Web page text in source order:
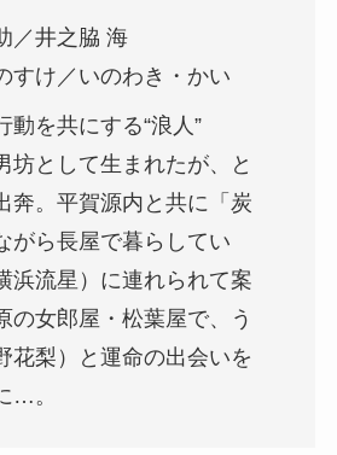
／井之脇 海
すけ／いのわき・かい
動を共にする“浪人”
坊として生まれたが、と
奔。平賀源内と共に「炭
がら長屋で暮らしてい
浜流星）に連れられて案
の女郎屋・松葉屋で、う
花梨）と運命の出会いを
…。